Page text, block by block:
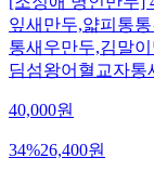
[조정애 명인만두]
잎새만두,얇피통
통새우만두,김말
딤섬왕어혈교자통
40,000원
34%26,400원